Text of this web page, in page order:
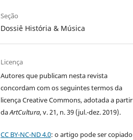
Seção
Dossiê História & Música
Licença
Autores que publicam nesta revista
concordam com os seguintes termos da
licença Creative Commons, adotada a partir
daArtCultura, v. 21, n. 39 (jul.-dez. 2019).
CC BY-NC-ND 4.0: o artigo pode ser copiado